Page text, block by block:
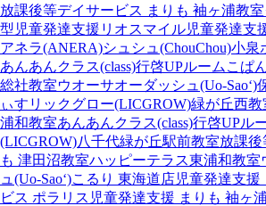
放課後等デイサービス まりも 袖ヶ浦教室
型児童発達支援 リオスマイル児童発達支
アネラ(ANERA)シュシュ(ChouChou)小泉
あんあんクラス(class)行啓UPルーム こぱ
総社教室ウオーサオーダッシュ(Uo-Sao‘)
ぃす リックグロー(LICGROW)緑が丘西教
浦和教室あんあんクラス(class)行啓UPル
(LICGROW)八千代緑が丘駅前教室放課後
も 津田沼教室ハッピーテラス東浦和教室
ュ(Uo-Sao‘)こるり 東海道店児童発達支
ビス ポラリス 児童発達支援 まりも 袖ヶ